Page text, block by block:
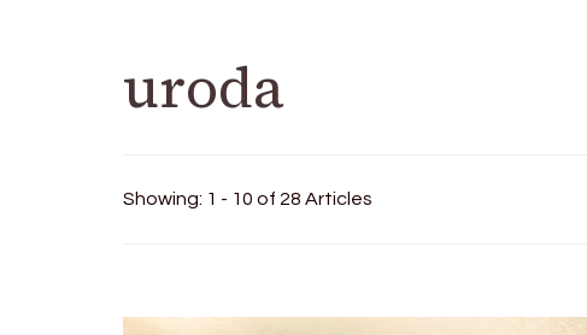
uroda
Showing: 1 - 10 of 28 Articles